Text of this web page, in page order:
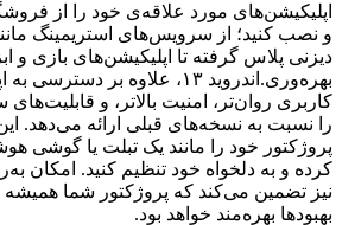
و نصب کنید؛ از سرویس‌های استریمینگ
دیزنی پلاس گرفته تا اپلیکیشن‌های بازی و
بهره‌وری.اندروید ۱۳، علاوه بر
کاربری روان‌تر، امنیت بالاتر، و
را نسبت به نسخه‌های قبلی ارائه می‌دهد.
پروژکتور خود را مانند یک تبلت یا
کرده و به دلخواه خود تنظیم کنید. امکان
نیز تضمین می‌کند که پروژکتور شما همیشه
بهبودها بهره‌مند خواهد بود.